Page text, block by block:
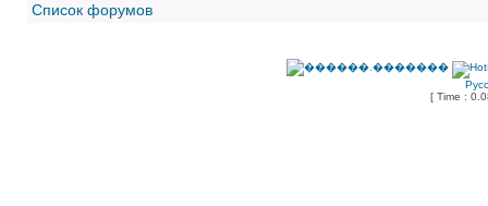
Список форумов
[ Time :